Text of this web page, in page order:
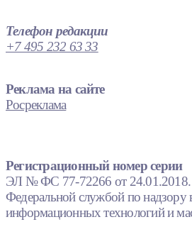
Телефон редакции
+7 495 232 63 33
Реклама на сайте
Росреклама
Регистрационный номер серии
ЭЛ № ФС 77-72266 от 24.01.2018.
Федеральной службой по надзору
информационных технологий и